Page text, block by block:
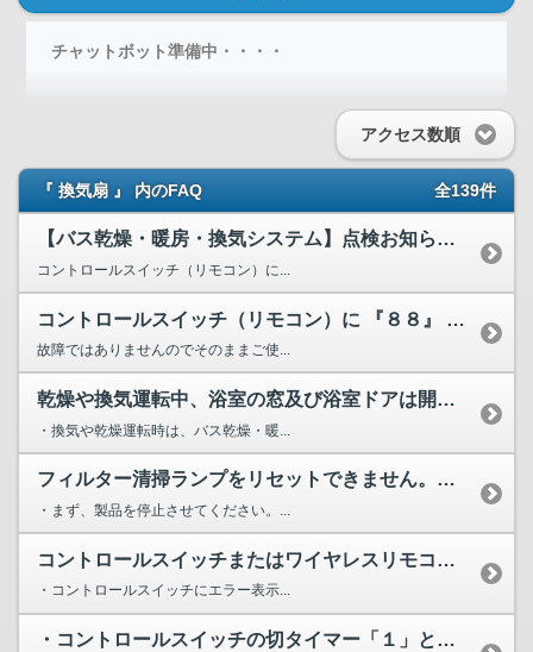
チャットボット準備中・・・・
アクセス数順
『 換気扇 』 内のFAQ 全139件
【バス乾燥・暖房・換気システム】点検お知らせランプの解除方法
コントロールスイッチ（リモコン）に...
コントロールスイッチ（リモコン）に 『８８』 と表示、若し...
故障ではありませんのでそのままご使...
乾燥や換気運転中、浴室の窓及び浴室ドアは開けたほうがいいで...
・換気や乾燥運転時は、バス乾燥・暖...
フィルター清掃ランプをリセットできません。（ランプが消えま...
・まず、製品を停止させてください。...
コントロールスイッチまたはワイヤレスリモコンを操作しても(...
・コントロールスイッチにエラー表示...
・コントロールスイッチの切タイマー「１」と「４」が点滅。ま...